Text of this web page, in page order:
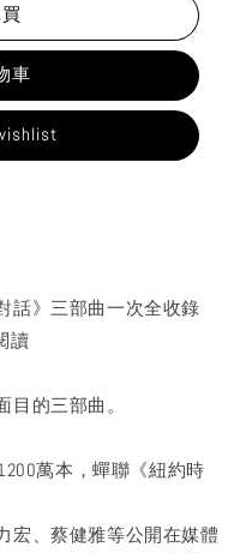
車
話》三部曲一次全收錄
讀
的三部曲。
萬本，蟬聯《紐約時
、蔡健雅等公開在媒體